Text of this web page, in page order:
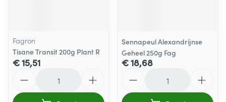
Fagron
Tisane Transit 200g Plant R
€ 15,51
Sennapeul Alexandrijnse
Geheel 250g Fag
€ 18,68